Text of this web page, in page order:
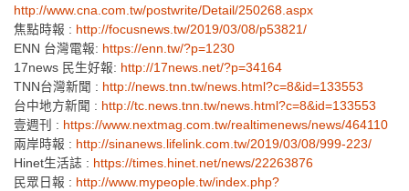
http://www.cna.com.tw/postwrite/Detail/250268.aspx
焦點時報 : http://focusnews.tw/2019/03/08/p53821/
ENN 台灣電報: https://enn.tw/?p=1230
17news 民生好報: http://17news.net/?p=34164
TNN台灣新聞 : http://news.tnn.tw/news.html?c=8&id=133553
台中地方新聞 : http://tc.news.tnn.tw/news.html?c=8&id=133553
壹週刊 : https://www.nextmag.com.tw/realtimenews/news/464110
兩岸時報 : http://sinanews.lifelink.com.tw/2019/03/08/999-223/
Hinet生活誌 : https://times.hinet.net/news/22263876
民眾日報 : http://www.mypeople.tw/index.php?